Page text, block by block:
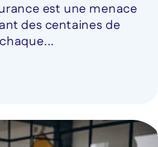
est une menace
des centaines de